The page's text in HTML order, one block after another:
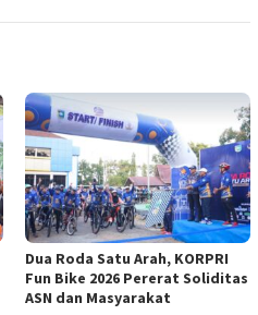
Dua Roda Satu Arah, KORPRI
Fun Bike 2026 Pererat Soliditas
ASN dan Masyarakat